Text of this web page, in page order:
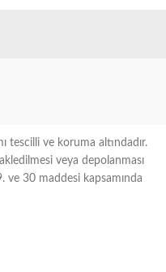
tescilli ve koruma altındadır.
veya depolanması
ve 30 maddesi kapsamında